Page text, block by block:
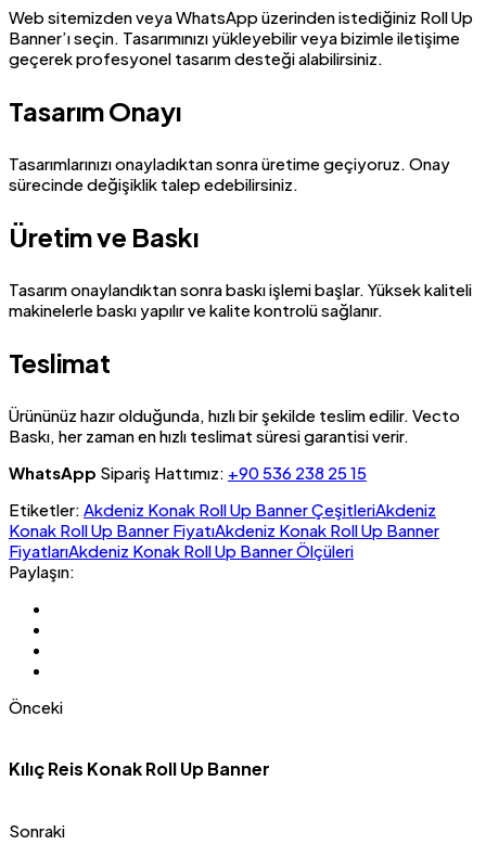
Web sitemizden veya WhatsApp üzerinden istediğiniz Roll Up
Banner’ı seçin. Tasarımınızı yükleyebilir veya bizimle iletişime
geçerek profesyonel tasarım desteği alabilirsiniz.
Tasarım Onayı
Tasarımlarınızı onayladıktan sonra üretime geçiyoruz. Onay
sürecinde değişiklik talep edebilirsiniz.
Üretim ve Baskı
Tasarım onaylandıktan sonra baskı işlemi başlar. Yüksek kaliteli
makinelerle baskı yapılır ve kalite kontrolü sağlanır.
Teslimat
Ürününüz hazır olduğunda, hızlı bir şekilde teslim edilir. Vecto
Baskı, her zaman en hızlı teslimat süresi garantisi verir.
WhatsApp Sipariş Hattımız: +90 536 238 25 15
Etiketler: Akdeniz Konak Roll Up Banner ÇeşitleriAkdeniz
Konak Roll Up Banner FiyatıAkdeniz Konak Roll Up Banner
FiyatlarıAkdeniz Konak Roll Up Banner Ölçüleri
Paylaşın:
Önceki
Kılıç Reis Konak Roll Up Banner
Sonraki